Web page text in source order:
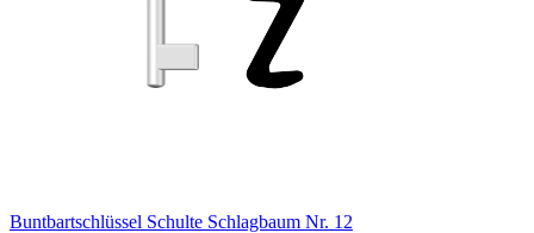
Buntbartschlüssel Schulte Schlagbaum Nr. 12